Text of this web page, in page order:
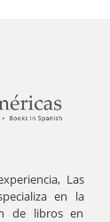
Las
en la
de libros en